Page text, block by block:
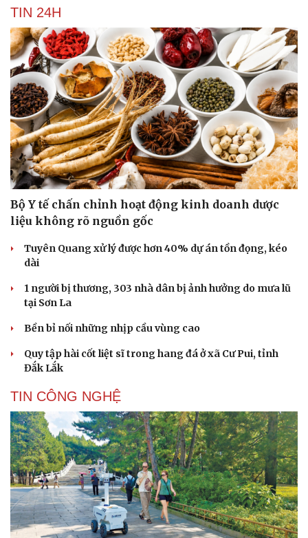
TIN 24H
Bộ Y tế chấn chỉnh hoạt động kinh doanh dược
liệu không rõ nguồn gốc
Tuyên Quang xử lý được hơn 40% dự án tồn đọng, kéo
dài
1 người bị thương, 303 nhà dân bị ảnh hưởng do mưa lũ
tại Sơn La
Bền bỉ nối những nhịp cầu vùng cao
Quy tập hài cốt liệt sĩ trong hang đá ở xã Cư Pui, tỉnh
Đắk Lắk
TIN CÔNG NGHỆ